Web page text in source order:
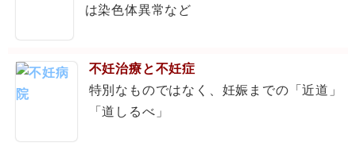
は染色体異常など
不妊治療と不妊症
特別なものではなく、妊娠までの「近道」
「道しるべ」